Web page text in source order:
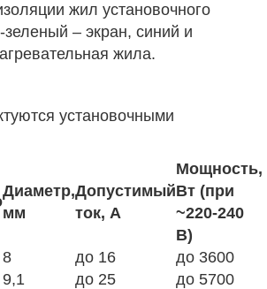
жил установочного
– экран, синий и
жила.
установочными
Диаметр,
мм
Допустимый
ток, А
Мощность,
Вт (при
~220-240
В)
8 до 16
до 3600
9,1 до 25
до 5700